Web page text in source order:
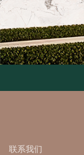
联系我们